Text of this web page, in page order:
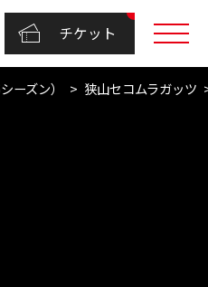
チケット
ーズン） 狭山セコムラガッツ